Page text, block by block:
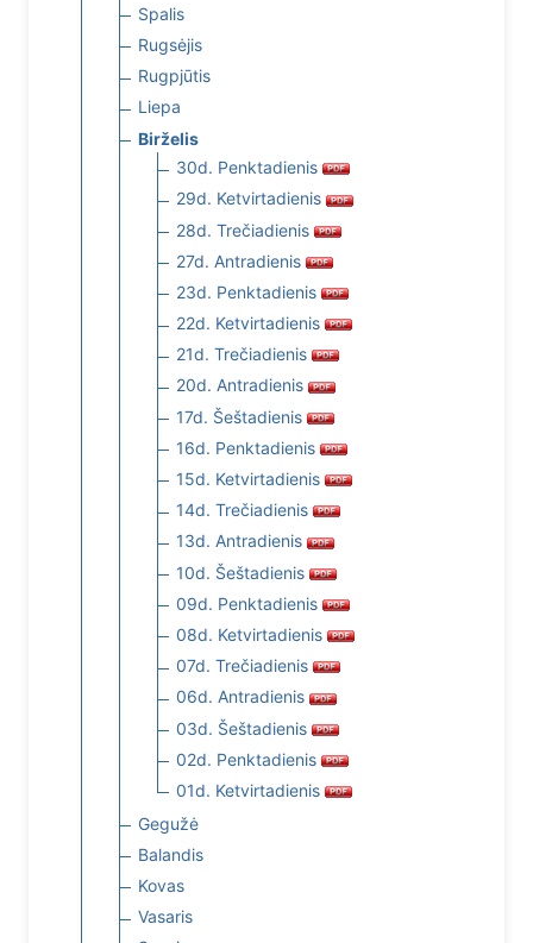
Spalis
Rugsėjis
Rugpjūtis
Liepa
Birželis
30d. Penktadienis
29d. Ketvirtadienis
28d. Trečiadienis
27d. Antradienis
23d. Penktadienis
22d. Ketvirtadienis
21d. Trečiadienis
20d. Antradienis
17d. Šeštadienis
16d. Penktadienis
15d. Ketvirtadienis
14d. Trečiadienis
13d. Antradienis
10d. Šeštadienis
09d. Penktadienis
08d. Ketvirtadienis
07d. Trečiadienis
06d. Antradienis
03d. Šeštadienis
02d. Penktadienis
01d. Ketvirtadienis
Gegužė
Balandis
Kovas
Vasaris